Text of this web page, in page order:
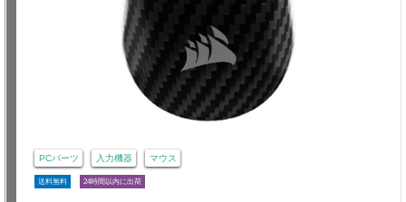
PCパーツ 入力機器 マウス
送料無料 24時間以内に出荷